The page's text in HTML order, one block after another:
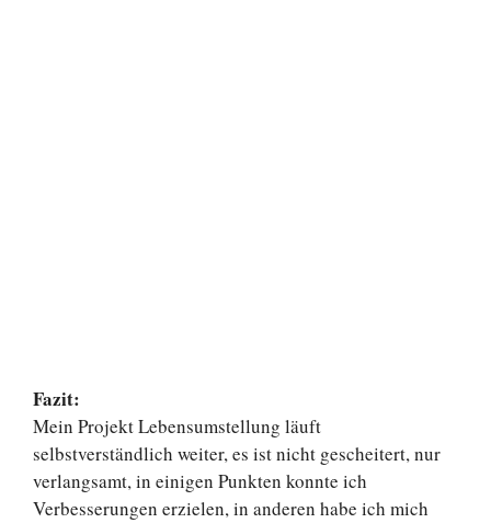
Fazit:
Mein Projekt Lebensumstellung läuft
selbstverständlich weiter, es ist nicht gescheitert, nur
verlangsamt, in einigen Punkten konnte ich
Verbesserungen erzielen, in anderen habe ich mich